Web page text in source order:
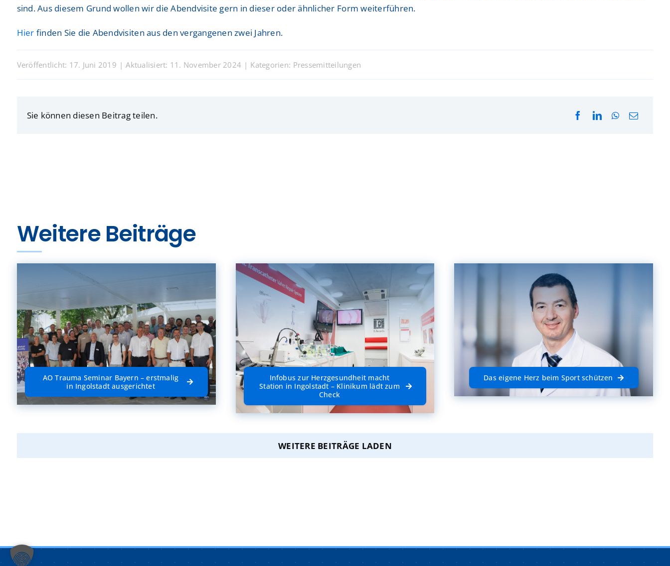
sind. Aus diesem Grund wollen wir die Abendvisite gern in dieser oder ähnlicher Form weiterführen.
Hier finden Sie die Abendvisiten aus den vergangenen zwei Jahren.
Veröffentlicht: 17. Juni 2019 | Aktualisiert: 11. November 2024 | Kategorien: Pressemitteilungen
Sie können diesen Beitrag teilen.
Weitere Beiträge
AO Trauma Seminar Bayern – erstmalig
in Ingolstadt ausgerichtet
Infobus zur Herzgesundheit macht
Station in Ingolstadt – Klinikum lädt zum
Check
Das eigene Herz beim Sport schützen
WEITERE BEITRÄGE LADEN